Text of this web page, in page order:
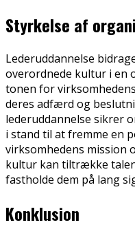
Styrkelse af
Lederuddannelse
overordnede kultur i en
tonen for
deres adfærd og
lederuddannelse sikrer
i stand til at fremme en
virksomhedens mission
kultur kan tiltrække
fastholde dem på lang
Konklusion